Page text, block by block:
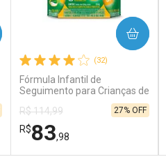
(32)
Fórmula Infantil de
Seguimento para Crianças de
Primeira Infância Nestonutri
2 Unidades de 800g cada
R$ 114,99
R$83,98
27% OFF
COMPRAR